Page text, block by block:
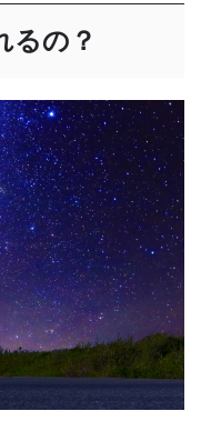
るの？